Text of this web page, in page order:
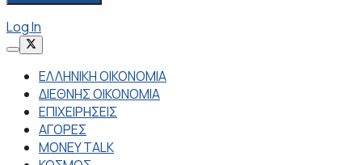
Log In
ΕΛΛΗΝΙΚΗ ΟΙΚΟΝΟΜΙΑ
ΔΙΕΘΝΗΣ ΟΙΚΟΝΟΜΙΑ
ΕΠΙΧΕΙΡΗΣΕΙΣ
ΑΓΟΡΕΣ
MONEY TALK